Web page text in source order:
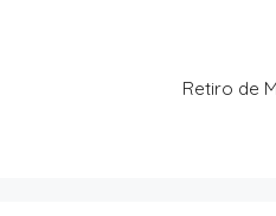
Retiro de